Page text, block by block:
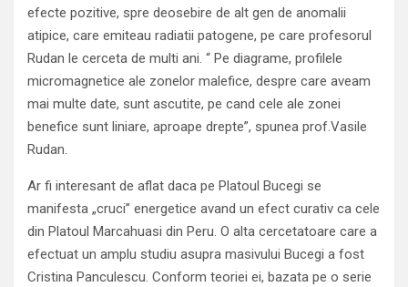
efecte pozitive, spre deosebire de alt gen de anomalii
atipice, care emiteau radiatii patogene, pe care profesorul
Rudan le cerceta de multi ani. “ Pe diagrame, profilele
micromagnetice ale zonelor malefice, despre care aveam
mai multe date, sunt ascutite, pe cand cele ale zonei
benefice sunt liniare, aproape drepte”, spunea prof.Vasile
Rudan.
Ar fi interesant de aflat daca pe Platoul Bucegi se
manifesta „cruci” energetice avand un efect curativ ca cele
din Platoul Marcahuasi din Peru. O alta cercetatoare care a
efectuat un amplu studiu asupra masivului Bucegi a fost
Cristina Panculescu. Conform teoriei ei, bazata pe o serie